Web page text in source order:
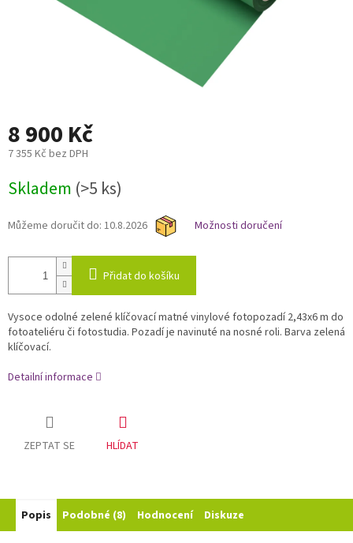
8 900 Kč
7 355 Kč bez DPH
cena:
Skladem (>5 ks)
Můžeme doručit do: 10.8.2026 Možnosti doručení
Přidat do košíku
Vysoce odolné zelené klíčovací matné vinylové fotopozadí 2,43x6 m do
fotoateliéru či fotostudia. Pozadí je navinuté na nosné roli. Barva zelená
klíčovací.
Detailní informace
ZEPTAT SE HLÍDAT
Popis Podobné (8) Hodnocení Diskuze